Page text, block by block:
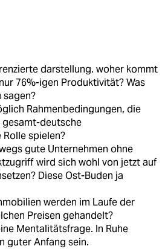
darstellung. woher kommt
76%-igen Produktivität? Was
sagen?
Rahmenbedingungen, die
gesamt-deutsche
spielen?
gute Unternehmen ohne
wird sich wohl von jetzt auf
Diese Ost-Buden ja
werden im Laufe der
Preisen gehandelt?
Mentalitätsfrage. In Ruhe
guter Anfang sein.